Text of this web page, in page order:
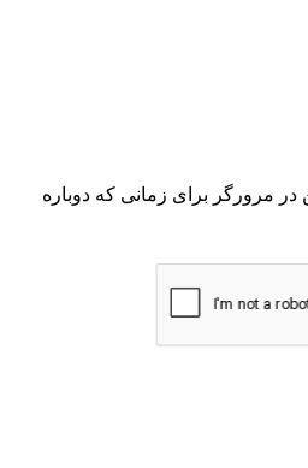
در مرورگر برای زمانی که دوباره